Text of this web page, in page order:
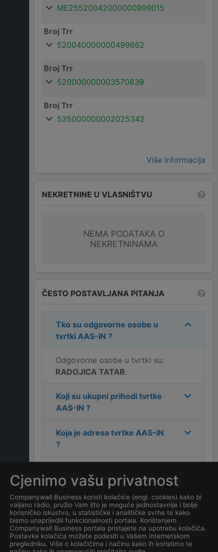
ME25520042000000999015
Broj Trr
520040000000499662
Broj Trr
520000000003570839
Broj Trr
535000000002025342
Više informacija
NEKRETNINE U VLASNIŠTVU
NEMA PODATAKA O
NEKRETNINAMA
ČESTO POSTAVLJANA PITANJA
Tko su odgovorne osobe u
tvrtki AAS-IN ?
Odgovorne osobe u tvrtki su:
RADOJICA TATAR.
Koji su ukupni prihodi tvrtke
AAS-IN ?
Koja je adresa tvrtke AAS-IN
?
?
Koliko ima zaposlenih
kompanijaAAS-IN?
Koji je datum osnivanja
Cjenimo vašu privatnost
Companywall Business koristi kolačiće (engl. cookies) kako bi
valjano radio, pružio Vam što je moguće jednostavnije i bolje
korisničko iskustvo, u statističke i analitičke svrhe te kako
bismo unaprijedili funkcionalnosti portala. Korištenjem
Companywall Business portala pristajete na upotrebu kolačića.
Postavke kolačića možete podesiti u Vašem internetskom
pregledniku. Više o kolačićima i načinu kako ih koristimo te